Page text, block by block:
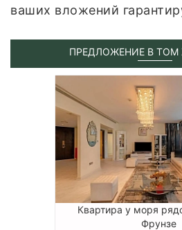
ваших вложений
ПРЕДЛОЖЕНИЕ В ТОМ
Квартира у моря
Фрунзе